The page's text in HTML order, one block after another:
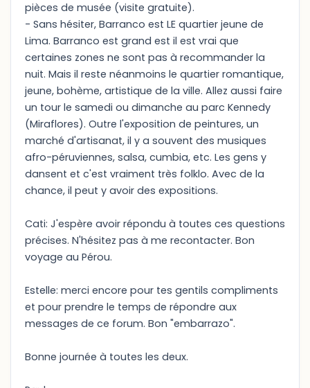
pièces de musée (visite gratuite).
- Sans hésiter, Barranco est LE quartier jeune de
Lima. Barranco est grand est il est vrai que
certaines zones ne sont pas à recommander la
nuit. Mais il reste néanmoins le quartier romantique,
jeune, bohème, artistique de la ville. Allez aussi faire
un tour le samedi ou dimanche au parc Kennedy
(Miraflores). Outre l'exposition de peintures, un
marché d'artisanat, il y a souvent des musiques
afro-péruviennes, salsa, cumbia, etc. Les gens y
dansent et c'est vraiment très folklo. Avec de la
chance, il peut y avoir des expositions.
Cati: J'espère avoir répondu à toutes ces questions
précises. N'hésitez pas à me recontacter. Bon
voyage au Pérou.
Estelle: merci encore pour tes gentils compliments
et pour prendre le temps de répondre aux
messages de ce forum. Bon "embarrazo".
Bonne journée à toutes les deux.